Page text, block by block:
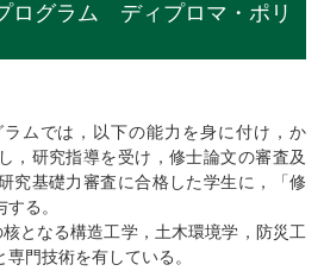
ログラム ディプロマ・ポリ
ムでは，以下の能力を身に付け，か
，研究指導を受け，修士論文の審査及
究基礎力審査に合格した学生に，「修
る。
核となる構造工学，土木環境学，防災工
門技術を有している。